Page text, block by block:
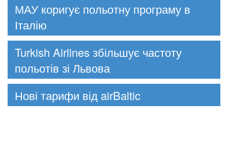
МАУ коригує польотну програму в
Італію
Turkish Airlines збільшує частоту
польотів зі Львова
Нові тарифи від airBaltic